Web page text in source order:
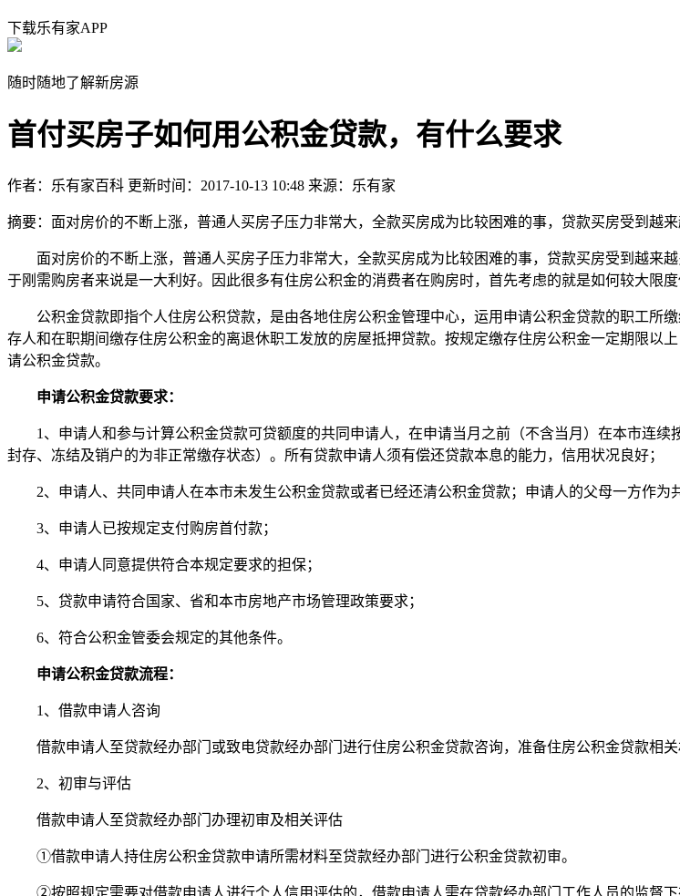
下载乐有家APP
随时随地了解新房源
首付买房子如何用公积金贷款，有什么要求
作者：乐有家百科 更新时间：2017-10-13 10:48 来源：乐有家
摘要： 面对房价的不断上涨，普通人买房子压力非常大，全款买房成为比较困难的事，贷款买房受到越来
面对房价的不断上涨，普通人买房子压力非常大，全款买房成为比较困难的事，贷款买房受到越
于刚需购房者来说是一大利好。因此很多有住房公积金的消费者在购房时，首先考虑的就是如何较大限
公积金贷款即指个人住房公积贷款，是由各地住房公积金管理中心，运用申请公积金贷款的职工
存人和在职期间缴存住房公积金的离退休职工发放的房屋抵押贷款。按规定缴存住房公积金一定期限以
请公积金贷款。
申请公积金贷款要求：
1、申请人和参与计算公积金贷款可贷额度的共同申请人，在申请当月之前（不含当月）在本市连
封存、冻结及销户的为非正常缴存状态）。所有贷款申请人须有偿还贷款本息的能力，信用状况良好；
2、申请人、共同申请人在本市未发生公积金贷款或者已经还清公积金贷款；申请人的父母一方作
3、申请人已按规定支付购房首付款；
4、申请人同意提供符合本规定要求的担保；
5、贷款申请符合国家、省和本市房地产市场管理政策要求；
6、符合公积金管委会规定的其他条件。
申请公积金贷款流程：
1、借款申请人咨询
借款申请人至贷款经办部门或致电贷款经办部门进行住房公积金贷款咨询，准备住房公积金贷款相关
2、初审与评估
借款申请人至贷款经办部门办理初审及相关评估
①借款申请人持住房公积金贷款申请所需材料至贷款经办部门进行公积金贷款初审。
②按照规定需要对借款申请人进行个人信用评估的，借款申请人需在贷款经办部门工作人员的监督下